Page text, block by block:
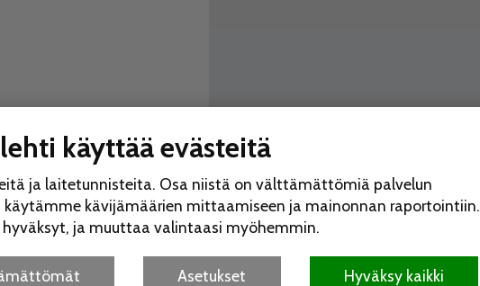
käyttää evästeitä
ja laitetunnisteita. Osa niistä on välttämättömiä palvelun
kävijämäärien mittaamiseen ja mainonnan raportointiin.
ja muuttaa valintaasi myöhemmin.
Asetukset Hyväksy kaikki